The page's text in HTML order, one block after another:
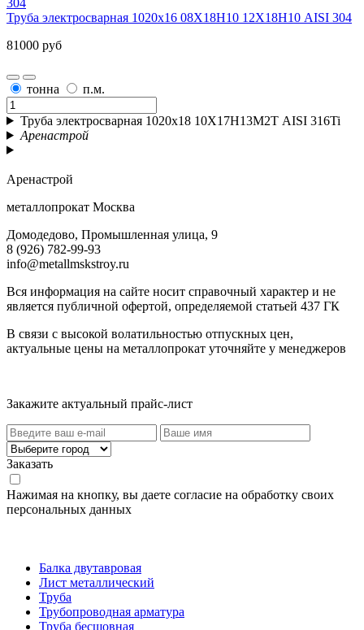
Труба электросварная 1020х16 08Х18Н10 12Х18Н10 AISI 304
81000 руб
тонна п.м.
Труба электросварная 1020х18 10Х17Н13М2Т AISI 316Ti
Аренастрой
Аренастрой
металлопрокат Москва
Домодедово, Промышленная улица, 9
8 (926) 782-99-93
info@metallmskstroy.ru
Вся информация на сайте носит справочный характер и не
является публичной офертой, определяемой статьей 437 ГК
В связи с высокой волатильностью отпускных цен,
актуальные цены на металлопрокат уточняйте у менеджеров
Закажите актуальный прайс-лист
Заказать
Нажимая на кнопку, вы даете согласие на обработку своих
персональных данных
Балка двутавровая
Лист металлический
Труба
Трубопроводная арматура
Труба бесшовная